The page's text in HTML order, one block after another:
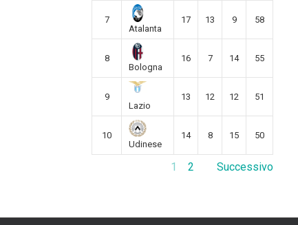
7
Atalanta
17 13 9 58
8
Bologna
16 7 14 55
9
Lazio
13 12 12 51
10
Udinese
14 8 15 50
1 2 Successivo